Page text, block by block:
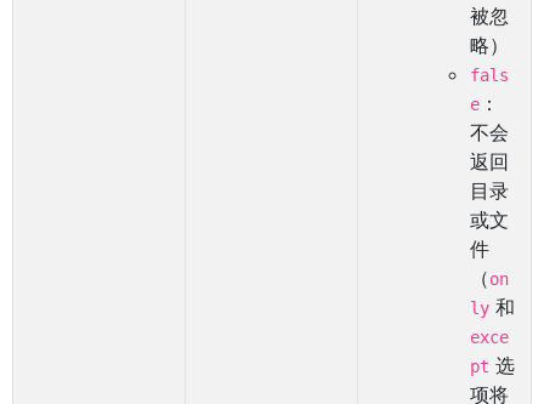
被忽
略）
fals
e ：
不会
返回
目录
或文
件
（on
ly 和
exce
pt 选
项将